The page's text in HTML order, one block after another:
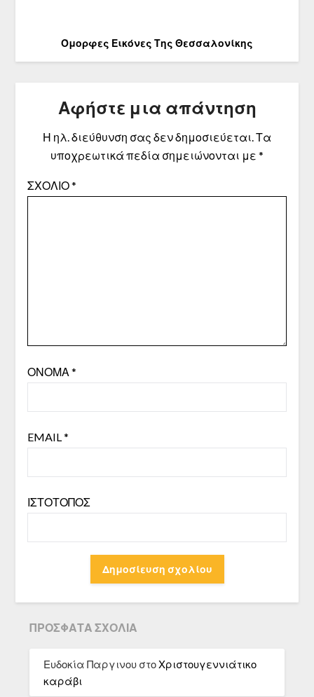
Όμορφες Εικόνες Της Θεσσαλονίκης
Αφήστε μια απάντηση
Η ηλ. διεύθυνση σας δεν δημοσιεύεται.Τα
υποχρεωτικά πεδία σημειώνονται με *
ΣΧΌΛΙΟ*
ΌΝΟΜΑ *
EMAIL*
ΙΣΤΌΤΟΠΟΣ
ΠΡΌΣΦΑΤΑ ΣΧΌΛΙΑ
Ευδοκία Παργινου στοΧριστουγεννιάτικο
καράβι